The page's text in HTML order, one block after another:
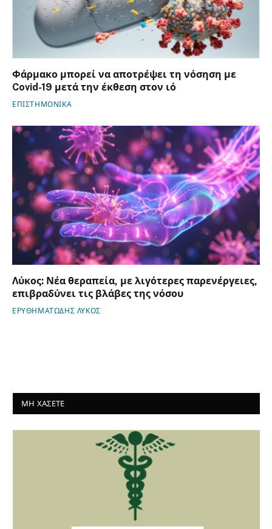
Φάρμακο μπορεί να αποτρέψει τη νόσηση με
Covid-19 μετά την έκθεση στον ιό
ΕΠΙΣΤΗΜΟΝΙΚΑ
Λύκος: Νέα θεραπεία, με λιγότερες παρενέργειες,
επιβραδύνει τις βλάβες της νόσου
ΕΡΥΘΗΜΑΤΩΔΗΣ ΛΥΚΟΣ
ΜΗ ΧΑΣΕΤΕ